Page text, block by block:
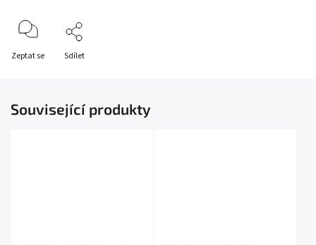
Zeptat se Sdílet
Související produkty